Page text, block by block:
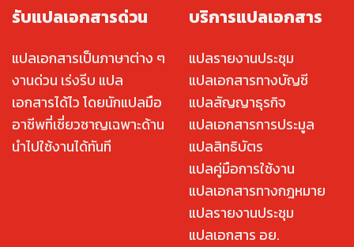
รับแปลเอกสารด่วน
แปลเอกสารเป็นภาษาต่าง ๆ
งานด่วน เร่งรีบ แปล
เอกสารได้ไว โดยนักแปลมือ
อาชีพที่เชี่ยวชาญเฉพาะด้าน
นำไปใช้งานได้ทันที
บริการแปลเอกสาร
แปลรายงานประชุม
แปลเอกสารทางบัญชี
แปลสัญญาธุรกิจ
แปลเอกสารการประมูล
แปลสิทธิบัตร
แปลคู่มือการใช้งาน
แปลเอกสารทางกฎหมาย
แปลรายงานประชุม
แปลเอกสาร อย.